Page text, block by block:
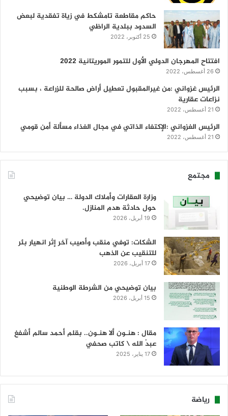
حاكم مقاطعة تامشكط في زياة تفقدية لبعض
السدود ببلدية الراظي
25 أكتوبر، 2022
افتتاح المهرجان الدولي الأول للتمور الموريتانية 2022
26 أغسطس، 2022
الرئيس غزواني :من غيرالمقبول تعطيل أراض صالحة للزراعة ، بسبب
نزاعات عقارية
21 أغسطس، 2022
الرئيس الغزواني :الإكتفاء الذاتي في مجال الغذاء مسألة أمن قومي
21 أغسطس، 2022
مجتمع
وزارة العقارات وأملاك الدولة … بيان توضيحي
حول حادثة هدم المنازل.
19 أبريل، 2026
الشكات: توفي منقب وأصيب آخر إثر انهيار بئر
للتنقيب عن الذهب
17 أبريل، 2026
بيان توضيحي من الشرطة الوطنية
15 أبريل، 2026
مقال : هنـون ألا هنـون.. بقلم أحمد سالم أشفغ
عبدُ الله \ كاتب صحفي
17 يناير، 2025
رياضة